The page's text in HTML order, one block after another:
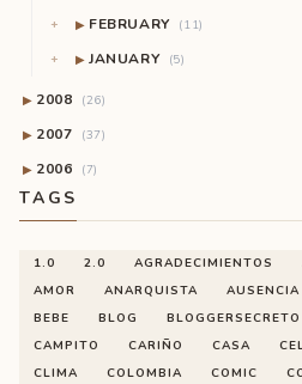
▶ FEBRUARY (11)
▶ JANUARY (5)
▶ 2008 (26)
▶ 2007 (37)
▶ 2006 (7)
TAGS
1.0 2.0 AGRADECIMIENTOS
AMOR
ANARQUISTA AUSENCIA
BEBE
BLOG BLOGGERSECRETO
CAMPITO
CARIÑO CASA
CLIMA
COLOMBIA COMIC